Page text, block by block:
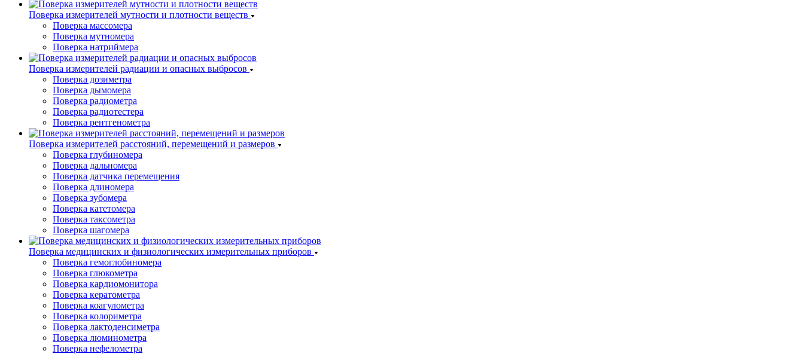
Поверка измерителей мутности и плотности веществ
Поверка массомера
Поверка мутномера
Поверка натриймера
Поверка измерителей радиации и опасных выбросов
Поверка дозиметра
Поверка дымомера
Поверка радиометра
Поверка радиотестера
Поверка рентгенометра
Поверка измерителей расстояний, перемещений и размеров
Поверка глубиномера
Поверка дальномера
Поверка датчика перемещения
Поверка длиномера
Поверка зубомера
Поверка катетомера
Поверка таксометра
Поверка шагомера
Поверка медицинских и физиологических измерительных приборов
Поверка гемоглобиномера
Поверка глюкометра
Поверка кардиомонитора
Поверка кератометра
Поверка коагулометра
Поверка колориметра
Поверка лактоденсиметра
Поверка люминометра
Поверка нефелометра